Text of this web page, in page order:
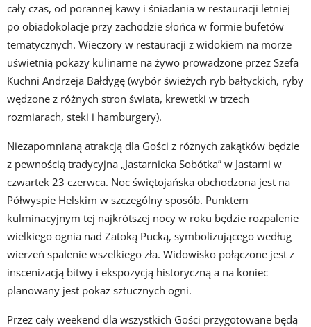
cały czas, od porannej kawy i śniadania w restauracji letniej
po obiadokolacje przy zachodzie słońca w formie bufetów
tematycznych. Wieczory w restauracji z widokiem na morze
uświetnią pokazy kulinarne na żywo prowadzone przez Szefa
Kuchni Andrzeja Bałdygę (wybór świeżych ryb bałtyckich, ryby
wędzone z różnych stron świata, krewetki w trzech
rozmiarach, steki i hamburgery).
Niezapomnianą atrakcją dla Gości z różnych zakątków będzie
z pewnością tradycyjna „Jastarnicka Sobótka” w Jastarni w
czwartek 23 czerwca. Noc świętojańska obchodzona jest na
Półwyspie Helskim w szczególny sposób. Punktem
kulminacyjnym tej najkrótszej nocy w roku będzie rozpalenie
wielkiego ognia nad Zatoką Pucką, symbolizującego według
wierzeń spalenie wszelkiego zła. Widowisko połączone jest z
inscenizacją bitwy i ekspozycją historyczną a na koniec
planowany jest pokaz sztucznych ogni.
Przez cały weekend dla wszystkich Gości przygotowane będą